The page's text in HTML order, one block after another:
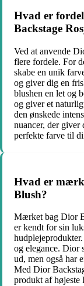
Hvad er
Backstage
Ved at anvende
flere fordele. For
skabe en unik
og giver dig en
blushen en let og
og giver et
den ønskede
nuancer, der giver
perfekte farve til
Hvad er
Blush?
Mærket bag Dior
er kendt for sin
og elegance. Dior
ud, men også har
Med Dior
produkt af højeste